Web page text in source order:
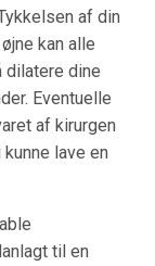
af din
kan alle
dilatere dine
Eventuelle
af kirurgen
lave en
til en